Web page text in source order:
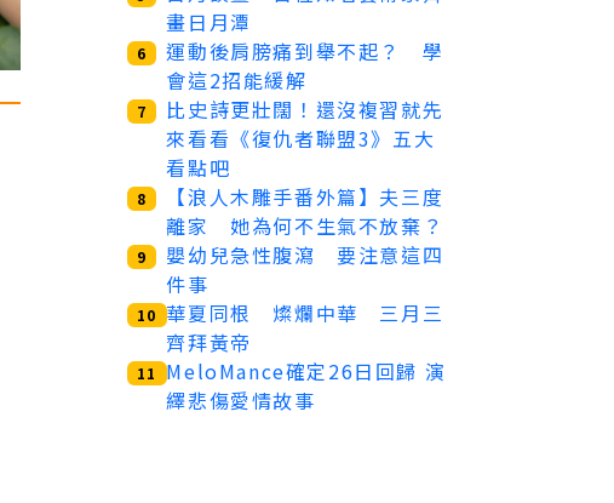
畫日月潭
6
運動後肩膀痛到舉不起？ 學
會這2招能緩解
7
比史詩更壯闊！還沒複習就先
來看看《復仇者聯盟3》五大
看點吧
8
【浪人木雕手番外篇】夫三度
離家 她為何不生氣不放棄？
9
嬰幼兒急性腹瀉 要注意這四
件事
10 華夏同根 燦爛中華 三月三
齊拜黃帝
11
MeloMance確定26日回歸 演
繹悲傷愛情故事